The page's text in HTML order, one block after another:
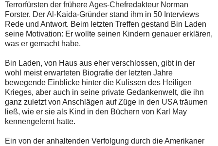
Terrorfürsten der frühere Ages-Chefredakteur Norman
Forster. Der Al-Kaida-Gründer stand ihm in 50 Interviews
Rede und Antwort. Beim letzten Treffen gestand Bin Laden
seine Motivation: Er wollte seinen Kindern genauer erklären,
was er gemacht habe.
Bin Laden, von Haus aus eher verschlossen, gibt in der
wohl meist erwarteten Biografie der letzten Jahre
bewegende Einblicke hinter die Kulissen des Heiligen
Krieges, aber auch in seine private Gedankenwelt, die ihn
ganz zuletzt von Anschlägen auf Züge in den USA träumen
ließ, wie er sie als Kind in den Büchern von Karl May
kennengelernt hatte.
Ein von der anhaltenden Verfolgung durch die Amerikaner